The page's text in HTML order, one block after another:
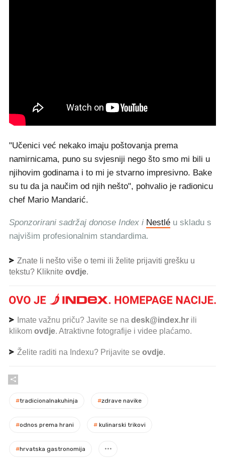
"Učenici već nekako imaju poštovanja prema
namirnicama, puno su svjesniji nego što smo mi bili u
njihovim godinama i to mi je stvarno impresivno. Bake
su tu da ja naučim od njih nešto", pohvalio je radionicu
chef Mario Mandarić.
Sponzorirani sadržaj donose Index i Nestlé u skladu s
najvišim profesionalnim standardima.
Znate li nešto više o temi ili želite prijaviti grešku u
tekstu? Kliknite ovdje.
Imate važnu priču? Javite se na desk@index.hr ili
klikom ovdje. Atraktivne fotografije i videe plaćamo.
Želite raditi na Indexu? Prijavite se ovdje.
#tradicionalnakuhinja #zdrave navike
#odnos prema hrani # kulinarski trikovi
#hrvatska gastronomija